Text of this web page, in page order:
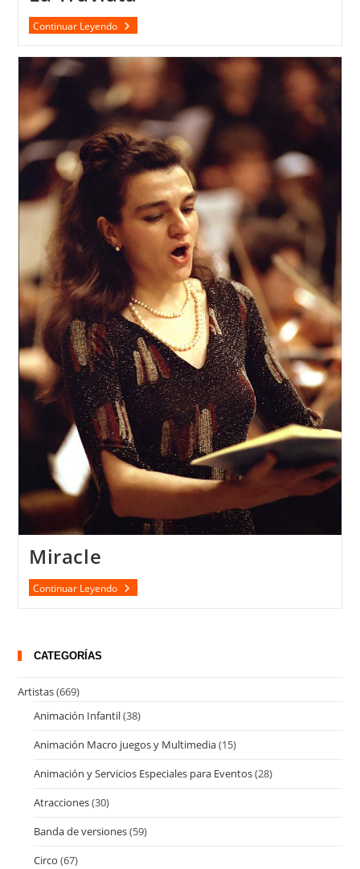
Continuar LeyendoLa
Traviata
Miracle
Continuar LeyendoMiracle
CATEGORÍAS
Artistas(669)
Animación Infantil(38)
Animación Macro juegos y Multimedia(15)
Animación y Servicios Especiales para Eventos(28)
Atracciones(30)
Banda de versiones(59)
Circo (67)